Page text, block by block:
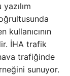
İHA trafik
trafiğinde
sunuyor.